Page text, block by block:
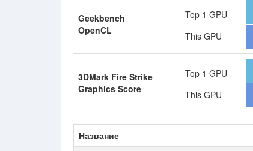
Geekbench
OpenCL
Top 1 GPU
This GPU
3DMark Fire Strike
Graphics Score
Top 1 GPU
This GPU
Название